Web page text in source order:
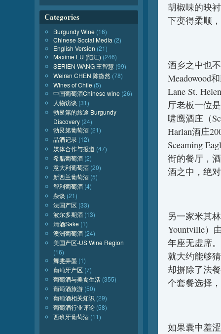
胡椒味的映
下变得柔顺
酒乡之中也
Meadowood
Lane St.
厅老板一位
啸鹰酒庄（
Harlan酒庄
Sceaming
衔的餐厅，
酒之中，绝
另一家米其
Yountville）
年座无虚席
就大约能够
却摒除了法
个套餐选择
如果囊中羞
Categories
Burgundy Wine (16)
Chinese Social Media (2)
English Version (21)
Maxime LU (陆江) (246)
SERIEN WANG 王智慧 (99)
Weiran CHEN 陈微然 (78)
Wines of Chile (5)
中国葡萄酒Chinese wine (26)
人物访谈 (31)
勃艮第的旅途 Burgundy
Discovery (24)
勃艮第葡萄酒 (21)
品酒记录 (12)
媒体合作与报道 (47)
希腊葡萄酒 (2)
意大利葡萄酒 (20)
新西兰葡萄酒 (5)
智利葡萄酒 (4)
杂谈 (21)
法国产区 (33)
波尔多期酒 (13)
清酒Sake (1)
澳洲葡萄酒 (24)
美国产区-US Wine Region
(16)
舞雯弄墨 (1)
葡萄牙产区 (7)
葡萄酒与美食生活 (355)
葡萄酒旅游 (50)
葡萄酒相关知识 (29)
葡萄酒行业评论 (58)
西班牙葡萄酒 (11)